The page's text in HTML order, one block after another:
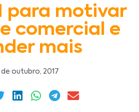
para motivar
comercial e
mais
de outubro, 2017